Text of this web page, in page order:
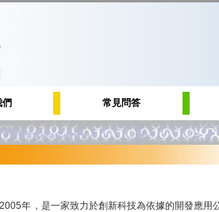
們 常見問答
年，是一家致力於創新科技為依據的開發應